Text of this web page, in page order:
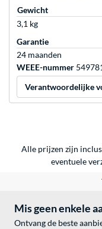
Gewicht
3,1 kg
Garantie
24 maanden
WEEE-nummer
Verantwoordelijke
Alle prijzen zijn
eventuele
Mis geen enkele
Ontvang de beste